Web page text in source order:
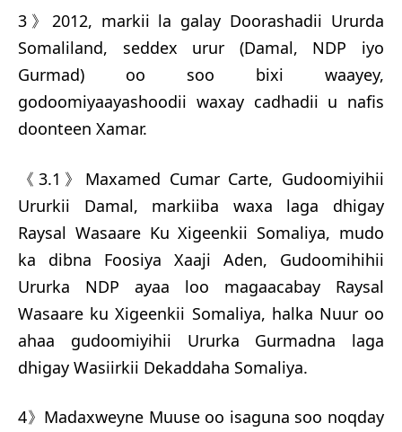
3》2012, markii la galay Doorashadii Ururda
Somaliland, seddex urur (Damal, NDP iyo
Gurmad) oo soo bixi waayey,
godoomiyaayashoodii waxay cadhadii u nafis
doonteen Xamar.
《3.1》Maxamed Cumar Carte, Gudoomiyihii
Ururkii Damal, markiiba waxa laga dhigay
Raysal Wasaare Ku Xigeenkii Somaliya, mudo
ka dibna Foosiya Xaaji Aden, Gudoomihihii
Ururka NDP ayaa loo magaacabay Raysal
Wasaare ku Xigeenkii Somaliya, halka Nuur oo
ahaa gudoomiyihii Ururka Gurmadna laga
dhigay Wasiirkii Dekaddaha Somaliya.
4》Madaxweyne Muuse oo isaguna soo noqday